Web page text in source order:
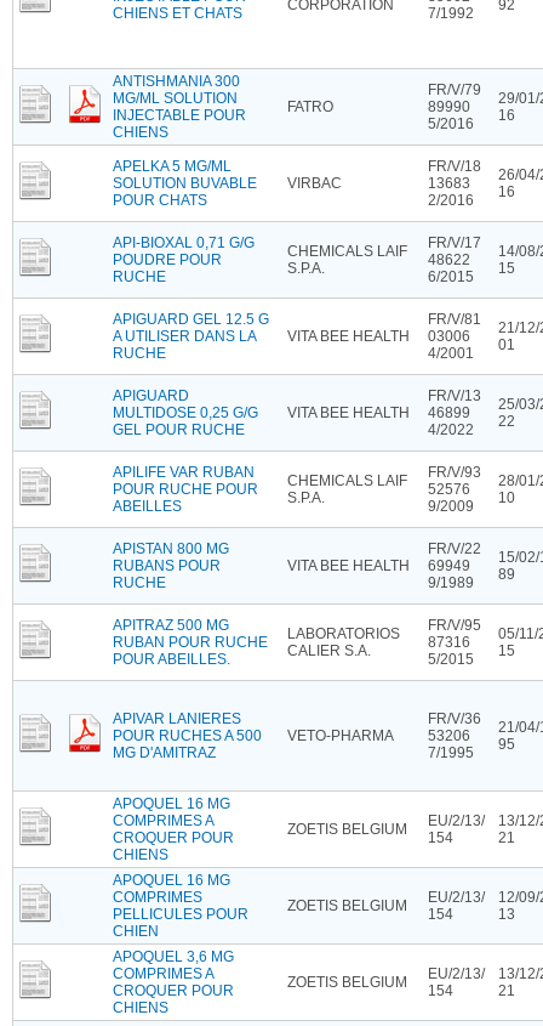
CHIENS ET CHATS
CORPORATION
7/1992
92
ANTISHMANIA 300
MG/ML SOLUTION
INJECTABLE POUR
CHIENS
FATRO
FR/V/79
89990
5/2016
29/01/
16
APELKA 5 MG/ML
SOLUTION BUVABLE
POUR CHATS
VIRBAC
FR/V/18
13683
2/2016
26/04/
16
API-BIOXAL 0,71 G/G
POUDRE POUR
RUCHE
CHEMICALS LAIF
S.P.A.
FR/V/17
48622
6/2015
14/08/
15
APIGUARD GEL 12.5 G
A UTILISER DANS LA
RUCHE
VITA BEE HEALTH
FR/V/81
03006
4/2001
21/12/
01
APIGUARD
MULTIDOSE 0,25 G/G
GEL POUR RUCHE
VITA BEE HEALTH
FR/V/13
46899
4/2022
25/03/
22
APILIFE VAR RUBAN
POUR RUCHE POUR
ABEILLES
CHEMICALS LAIF
S.P.A.
FR/V/93
52576
9/2009
28/01/
10
APISTAN 800 MG
RUBANS POUR
RUCHE
VITA BEE HEALTH
FR/V/22
69949
9/1989
15/02/
89
APITRAZ 500 MG
RUBAN POUR RUCHE
POUR ABEILLES.
LABORATORIOS
CALIER S.A.
FR/V/95
87316
5/2015
05/11/
15
APIVAR LANIERES
POUR RUCHES A 500
MG D'AMITRAZ
VETO-PHARMA
FR/V/36
53206
7/1995
21/04/
95
APOQUEL 16 MG
COMPRIMES A
CROQUER POUR
CHIENS
ZOETIS BELGIUM
EU/2/13/
154
13/12/
21
APOQUEL 16 MG
COMPRIMES
PELLICULES POUR
CHIEN
ZOETIS BELGIUM
EU/2/13/
154
12/09/
13
APOQUEL 3,6 MG
COMPRIMES A
CROQUER POUR
CHIENS
ZOETIS BELGIUM
EU/2/13/
154
13/12/
21